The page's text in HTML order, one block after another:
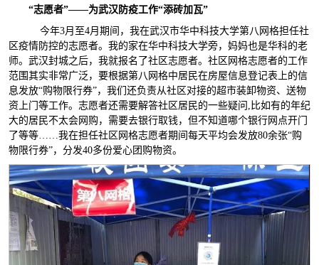
“志愿者”——为武汉防疫工作“添砖加瓦”
今年3月至4月期间，我在武汉市华中科技大学第八网格担任社
区疫情防控的志愿者。我的家在华中科技大学旁，妈妈也是华科的老
师。武汉封城之后，我就报名了社区志愿者。社区网格志愿者的工作
范围其实非常广泛，要根据第八网格中居民在房屋信息登记表上的信
息发放“购物限行券”，我们还负责从社区对接的超市装卸物资、送物
资上门等工作。志愿者还需要解答社区居民的一些疑问,比如有的年纪
大的居民不太会网购，需要去银行取钱，但不知道哪个银行网点开门
了等等……我在担任社区网格志愿者期间每天平均会发放80余张“购
物限行券”，分发40多份爱心团购物资。